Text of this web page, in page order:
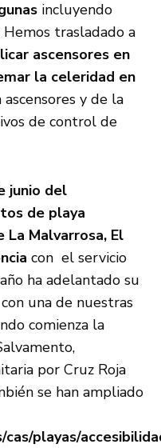
incluyendo
trasladado a
ascensores en
la celeridad en
ascensores y de la
de control de
junio del
de playa
La Malvarrosa, El
con el servicio
ha adelantado su
una de nuestras
comienza la
por Cruz Roja
se han ampliado
playas/